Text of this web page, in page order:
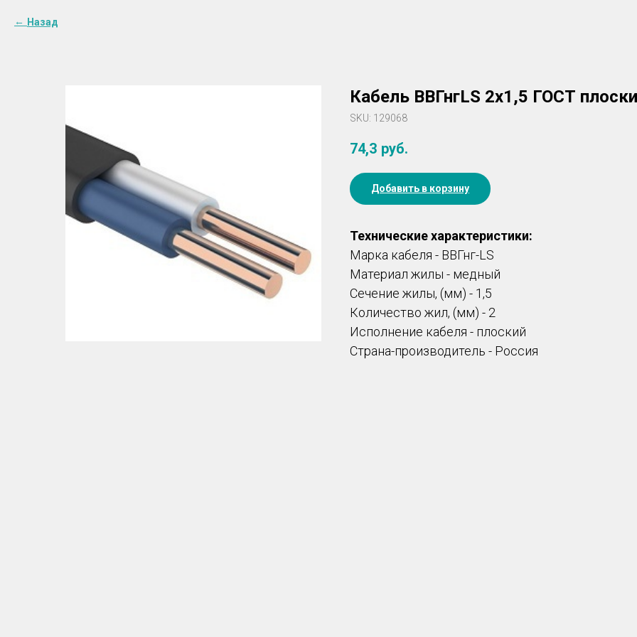
Назад
Кабель ВВГнгLS 2x1,5 ГОСТ
SKU: 129068
74,3 руб.
Добавить в корзину
Технические характеристики:
Марка кабеля - ВВГнг-LS
Материал жилы - медный
Сечение жилы, (мм) - 1,5
Количество жил, (мм) - 2
Исполнение кабеля - плоский
Страна-производитель - Россия